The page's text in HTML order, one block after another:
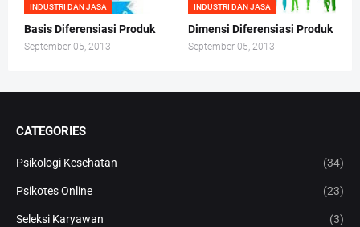
INDUSTRI DAN JASA
Basis Diferensiasi Produk
September 05, 2013
INDUSTRI DAN JASA
Dimensi Diferensiasi Produk
September 05, 2013
CATEGORIES
Psikologi Kesehatan (34)
Psikotes Online (23)
Seleksi Karyawan (3)